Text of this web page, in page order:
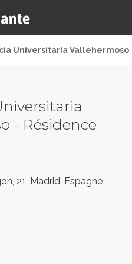
Universitaria Vallehermoso
- Résidence
21, Madrid, Espagne